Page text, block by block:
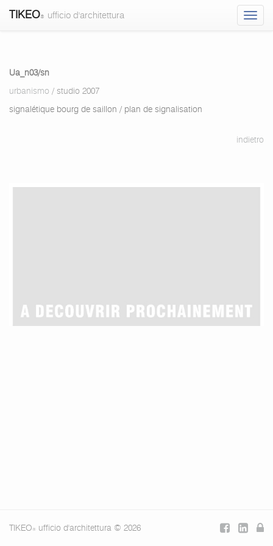
TIKEO® ufficio d'architettura
Ua_n03/sn
-
-
Ua_n03/sn
urbanismo / studio 2007
signalétique bourg de saillon / plan de signalisation
indietro
TIKEO® ufficio d'architettura © 2026